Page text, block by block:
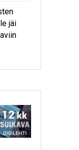
jäi